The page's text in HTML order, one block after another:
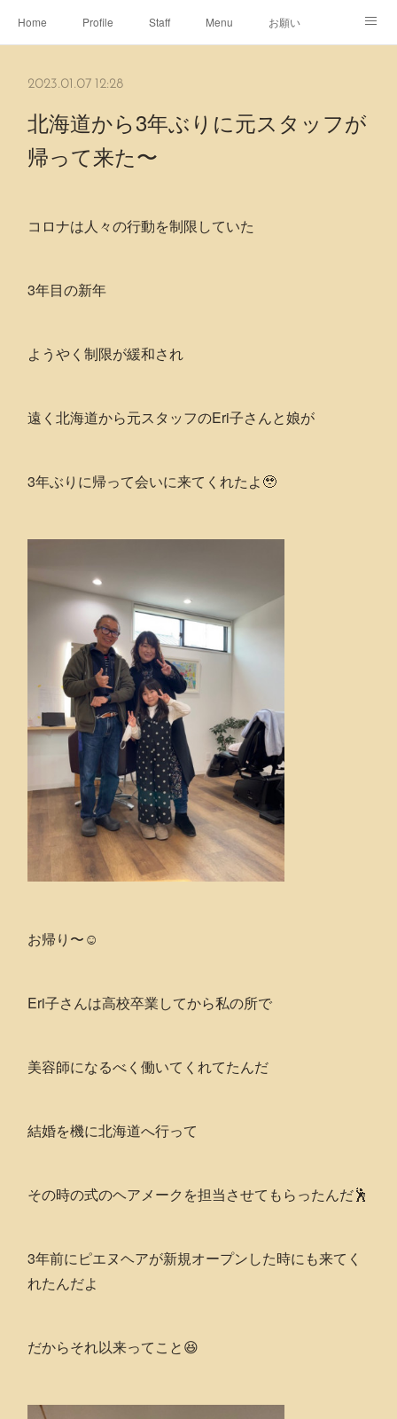
Home Profile Staff Menu お願い
2023.01.07 12:28
北海道から3年ぶりに元スタッフが
帰って来た〜
コロナは人々の行動を制限していた
3年目の新年
ようやく制限が緩和され
遠く北海道から元スタッフのEri子さんと娘が
3年ぶりに帰って会いに来てくれたよ🥹
お帰り〜☺️
Eri子さんは高校卒業してから私の所で
美容師になるべく働いてくれてたんだ
結婚を機に北海道へ行って
その時の式のヘアメークを担当させてもらったんだ🕺
3年前にピエヌヘアが新規オープンした時にも来てく
れたんだよ
だからそれ以来ってこと😆